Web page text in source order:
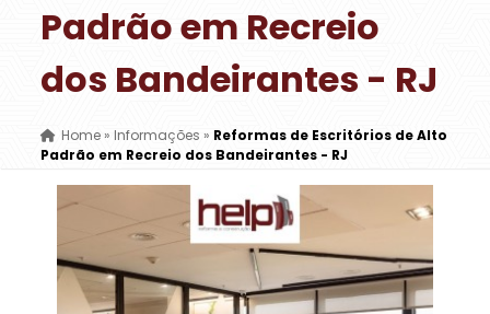
Padrão em Recreio
dos Bandeirantes - RJ
Home»Informações » Reformas de Escritórios de Alto
Padrão em Recreio dos Bandeirantes - RJ